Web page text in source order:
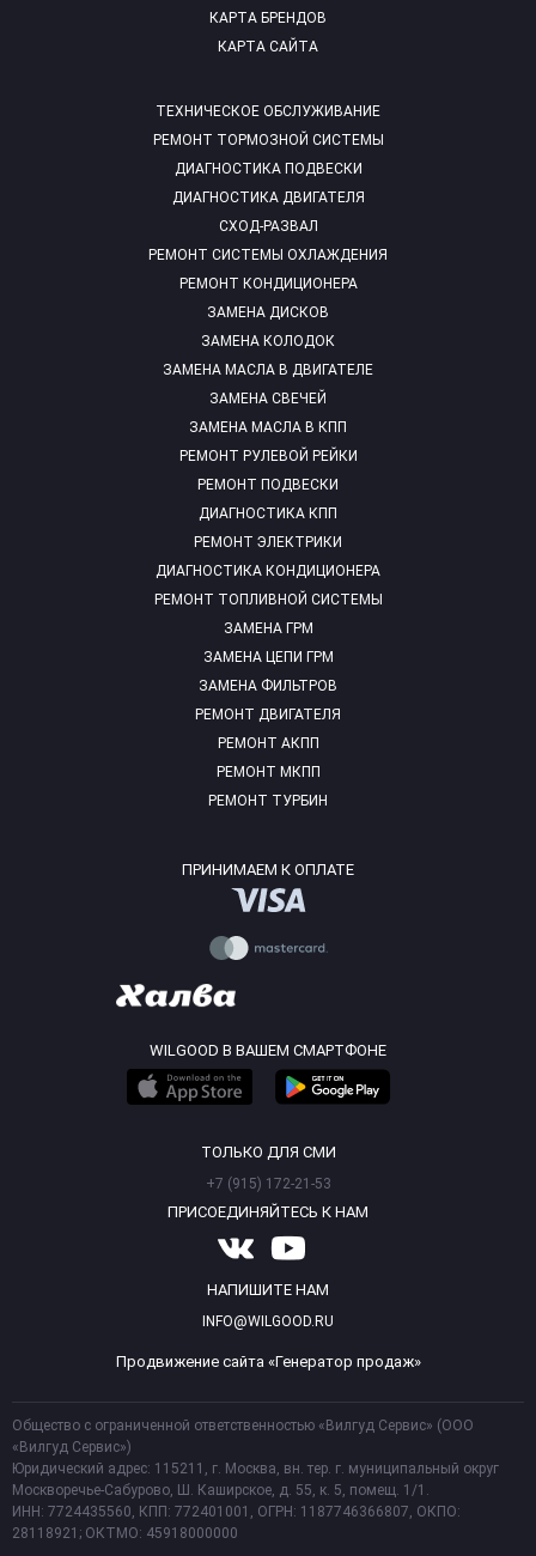
ТЕХНИЧЕСКОЕ ОБСЛУЖИВАНИЕ
РЕМОНТ ТОРМОЗНОЙ СИСТЕМЫ
ДИАГНОСТИКА ПОДВЕСКИ
ДИАГНОСТИКА ДВИГАТЕЛЯ
СХОД-РАЗВАЛ
РЕМОНТ СИСТЕМЫ ОХЛАЖДЕНИЯ
РЕМОНТ КОНДИЦИОНЕРА
ЗАМЕНА ДИСКОВ
ЗАМЕНА КОЛОДОК
ЗАМЕНА МАСЛА В ДВИГАТЕЛЕ
ЗАМЕНА СВЕЧЕЙ
ЗАМЕНА МАСЛА В КПП
РЕМОНТ РУЛЕВОЙ РЕЙКИ
РЕМОНТ ПОДВЕСКИ
ДИАГНОСТИКА КПП
РЕМОНТ ЭЛЕКТРИКИ
ДИАГНОСТИКА КОНДИЦИОНЕРА
РЕМОНТ ТОПЛИВНОЙ СИСТЕМЫ
ЗАМЕНА ГРМ
ЗАМЕНА ЦЕПИ ГРМ
ЗАМЕНА ФИЛЬТРОВ
РЕМОНТ ДВИГАТЕЛЯ
РЕМОНТ АКПП
РЕМОНТ МКПП
РЕМОНТ ТУРБИН
КАРТА БРЕНДОВ
КАРТА САЙТА
ПРИНИМАЕМ К ОПЛАТЕ
WILGOOD В ВАШЕМ СМАРТФОНЕ
ТОЛЬКО ДЛЯ СМИ
+7 (915) 172-21-53
ПРИСОЕДИНЯЙТЕСЬ К НАМ
НАПИШИТЕ НАМ
INFO@WILGOOD.RU
Продвижение сайта «Генератор продаж»
Общество с ограниченной ответственностью «Вилгуд Сервис» (ООО
«Вилгуд Сервис»)
Юридический адрес: 115211, г. Москва, вн. тер. г. муниципальный округ
Москворечье-Сабурово, Ш. Каширское, д. 55, к. 5, помещ. 1/1.
ИНН: 7724435560, КПП: 772401001, ОГРН: 1187746366807, ОКПО:
28118921; ОКТМО: 45918000000